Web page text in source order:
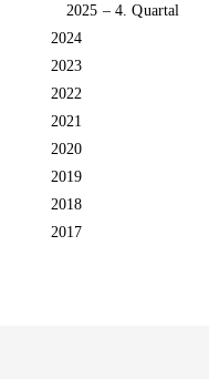
2025 – 4. Quartal
2024
2023
2022
2021
2020
2019
2018
2017